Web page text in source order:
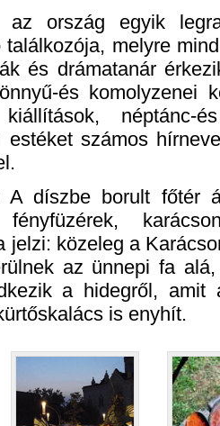
ország egyik
melyre
és drámatanár
és komolyzenei
kiállítások, néptánc-
számos
A díszbe borult főtér
fényfüzérek,
jelzi: közeleg a
az ünnepi fa
a hidegről,
is enyhít.